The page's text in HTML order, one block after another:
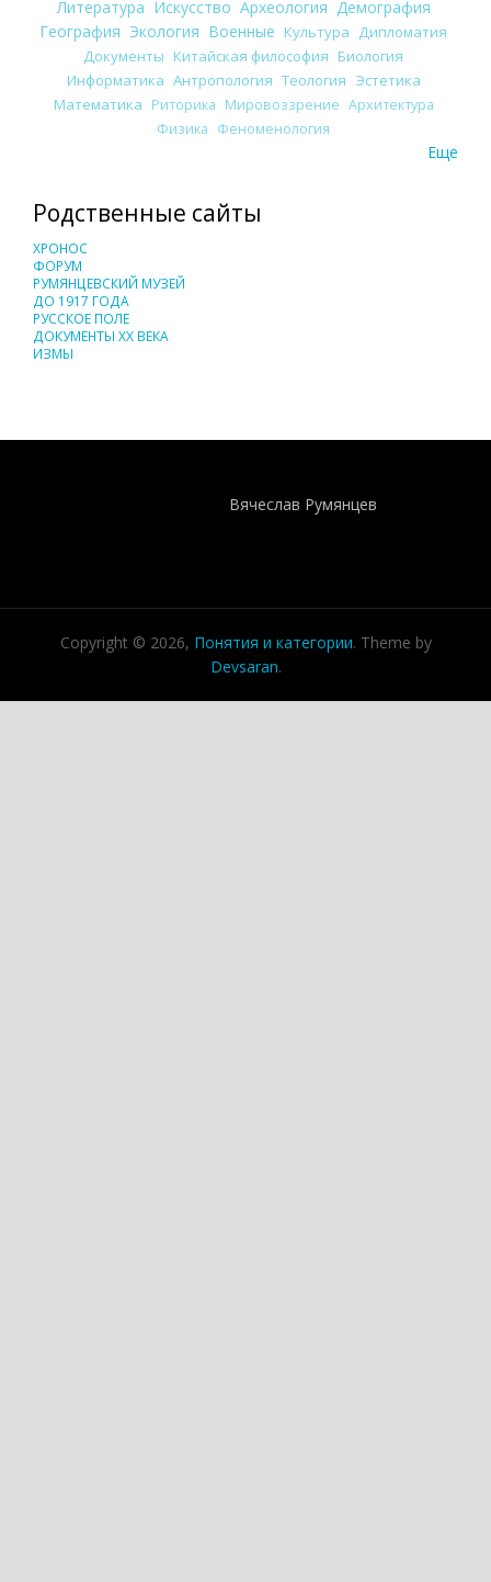
Литература Искусство Археология Демография
География Экология Военные Культура
Дипломатия
Документы Китайская философия Биология
Информатика Антропология Теология Эстетика
Математика Риторика Мировоззрение Архитектура
Физика Феноменология
Еще
Родственные сайты
ХРОНОС
ФОРУМ
РУМЯНЦЕВСКИЙ МУЗЕЙ
ДО 1917 ГОДА
РУССКОЕ ПОЛЕ
ДОКУМЕНТЫ XX ВЕКА
ИЗМЫ
Вячеслав Румянцев
Copyright © 2026, Понятия и категории. Theme by
Devsaran.